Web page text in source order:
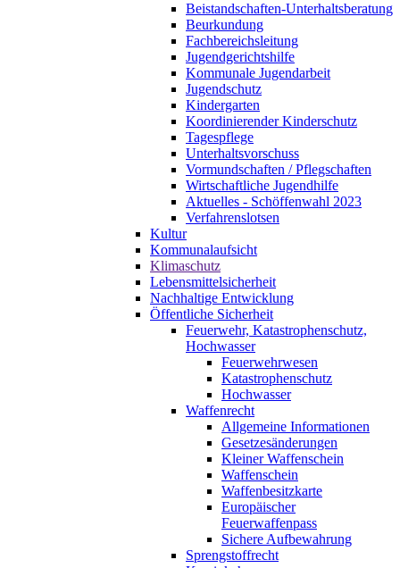
Beistandschaften-Unterhaltsberatung
Beurkundung
Fachbereichsleitung
Jugendgerichtshilfe
Kommunale Jugendarbeit
Jugendschutz
Kindergarten
Koordinierender Kinderschutz
Tagespflege
Unterhaltsvorschuss
Vormundschaften / Pflegschaften
Wirtschaftliche Jugendhilfe
Aktuelles - Schöffenwahl 2023
Verfahrenslotsen
Kultur
Kommunalaufsicht
Klimaschutz
Lebensmittelsicherheit
Nachhaltige Entwicklung
Öffentliche Sicherheit
Feuerwehr, Katastrophenschutz,
Hochwasser
Feuerwehrwesen
Katastrophenschutz
Hochwasser
Waffenrecht
Allgemeine Informationen
Gesetzesänderungen
Kleiner Waffenschein
Waffenschein
Waffenbesitzkarte
Europäischer
Feuerwaffenpass
Sichere Aufbewahrung
Sprengstoffrecht